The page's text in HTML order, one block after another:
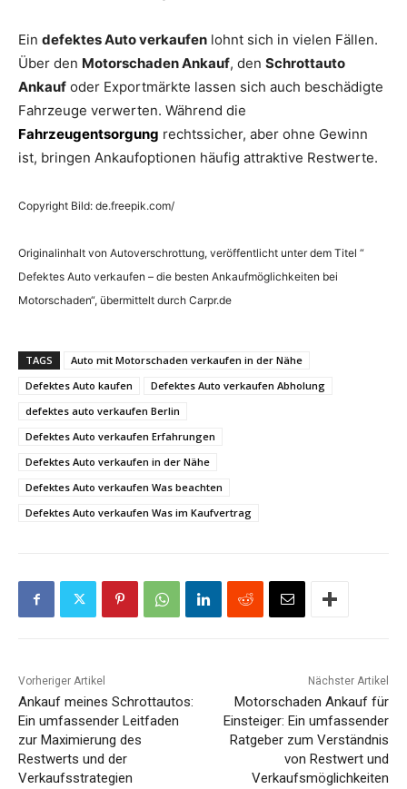
Ein defektes Auto verkaufen lohnt sich in vielen Fällen.
Über den Motorschaden Ankauf, den Schrottauto
Ankauf oder Exportmärkte lassen sich auch beschädigte
Fahrzeuge verwerten. Während die
Fahrzeugentsorgung rechtssicher, aber ohne Gewinn
ist, bringen Ankaufoptionen häufig attraktive Restwerte.
Copyright Bild: de.freepik.com/
Originalinhalt von Autoverschrottung, veröffentlicht unter dem Titel “
Defektes Auto verkaufen – die besten Ankaufmöglichkeiten bei
Motorschaden“, übermittelt durch Carpr.de
TAGS
Auto mit Motorschaden verkaufen in der Nähe
Defektes Auto kaufen
Defektes Auto verkaufen Abholung
defektes auto verkaufen Berlin
Defektes Auto verkaufen Erfahrungen
Defektes Auto verkaufen in der Nähe
Defektes Auto verkaufen Was beachten
Defektes Auto verkaufen Was im Kaufvertrag
Vorheriger Artikel
Ankauf meines Schrottautos:
Ein umfassender Leitfaden
zur Maximierung des
Restwerts und der
Verkaufsstrategien
Nächster Artikel
Motorschaden Ankauf für
Einsteiger: Ein umfassender
Ratgeber zum Verständnis
von Restwert und
Verkaufsmöglichkeiten